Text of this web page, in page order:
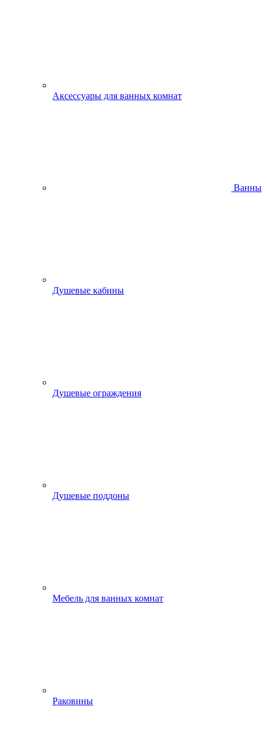
Аксессуары для ванных комнат
Ванны
Душевые кабины
Душевые ограждения
Душевые поддоны
Мебель для ванных комнат
Раковины